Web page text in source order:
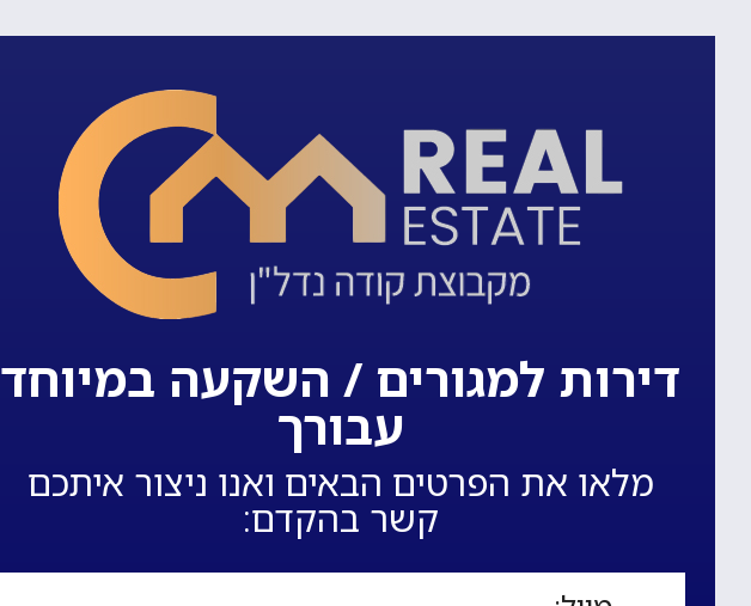
דירות למגורים / השקעה במיוחד
עבורך
מלאו את הפרטים הבאים ואנו ניצור איתכם
קשר בהקדם: